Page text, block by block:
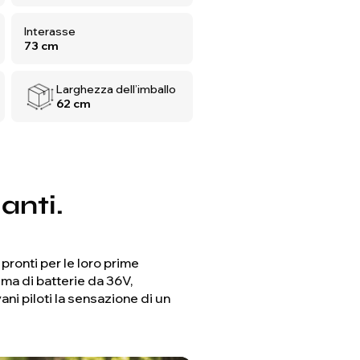
Interasse
73 cm
Larghezza dell’imballo
62 cm
per le loro prime
di batterie da 36V,
piloti la sensazione di un